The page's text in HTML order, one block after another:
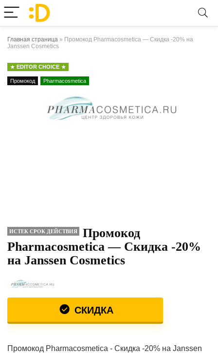
Главная страница » Промокод Pharmacosmetica — Скидка -20% на
Janssen Cosmetics
EDITOR CHOICE
Промокод Pharmacosmetica
ИСТЕК СРОК ДЕЙСТВИЯ
Промокод
Pharmacosmetica — Скидка -20%
на Janssen Cosmetics
СКИДКА
Промокод Pharmacosmetica - Скидка -20% на Janssen